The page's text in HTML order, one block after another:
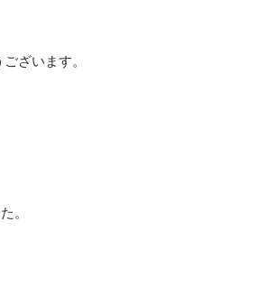
ざいます。
。